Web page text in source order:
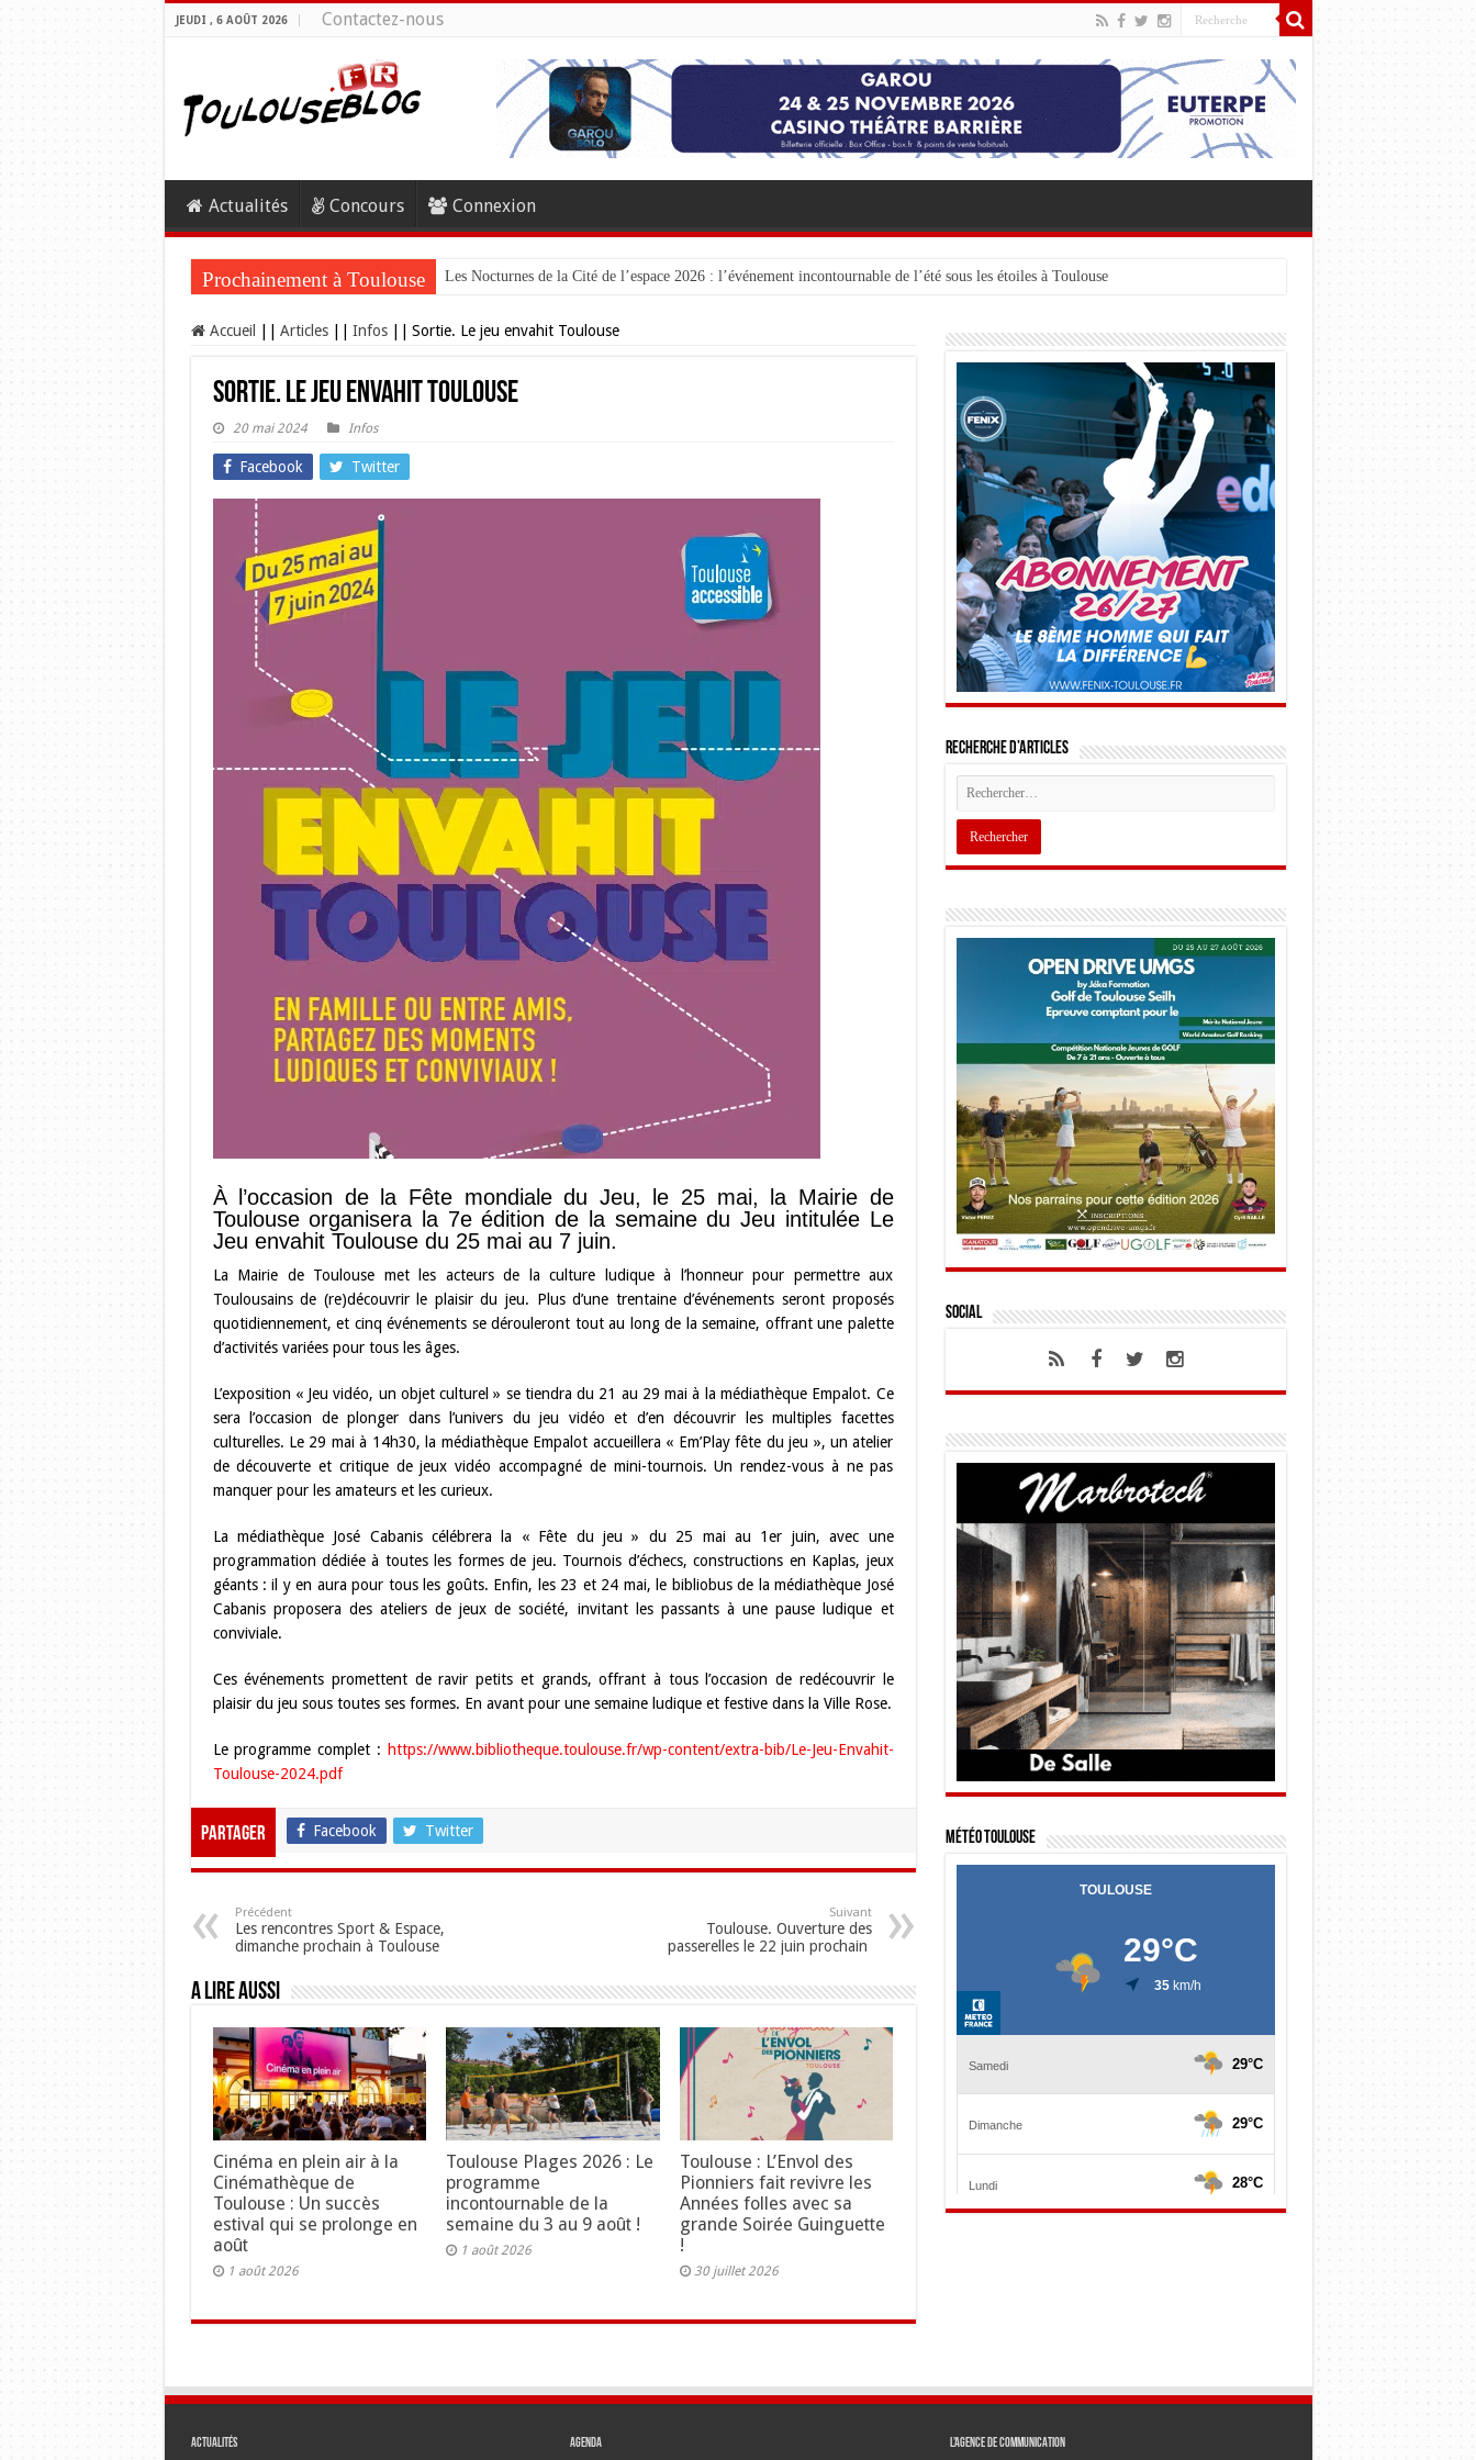
JEUDI , 6 AOÛT 2026 Contactez-nous
Actualités Concours Connexion
Prochainement à Toulouse Les Nocturnes de la Cité de l’espace 2026 : l’événement incontournable de l’été sous les étoiles à Toulouse
Accueil Articles Infos Sortie. Le jeu envahit Toulouse
Sortie. Le jeu envahit Toulouse
20 mai 2024 Infos
Facebook Twitter
À l’occasion de la Fête mondiale du Jeu, le 25 mai, la Mairie de
Toulouse organisera la 7e édition de la semaine du Jeu intitulée Le
Jeu envahit Toulouse du 25 mai au 7 juin.
La Mairie de Toulouse met les acteurs de la culture ludique à l’honneur pour permettre aux
Toulousains de (re)découvrir le plaisir du jeu. Plus d’une trentaine d’événements seront proposés
quotidiennement, et cinq événements se dérouleront tout au long de la semaine, offrant une palette
d’activités variées pour tous les âges.
L’exposition « Jeu vidéo, un objet culturel » se tiendra du 21 au 29 mai à la médiathèque Empalot. Ce
sera l’occasion de plonger dans l’univers du jeu vidéo et d’en découvrir les multiples facettes
culturelles. Le 29 mai à 14h30, la médiathèque Empalot accueillera « Em’Play fête du jeu », un atelier
de découverte et critique de jeux vidéo accompagné de mini-tournois. Un rendez-vous à ne pas
manquer pour les amateurs et les curieux.
La médiathèque José Cabanis célébrera la « Fête du jeu » du 25 mai au 1er juin, avec une
programmation dédiée à toutes les formes de jeu. Tournois d’échecs, constructions en Kaplas, jeux
géants : il y en aura pour tous les goûts. Enfin, les 23 et 24 mai, le bibliobus de la médiathèque José
Cabanis proposera des ateliers de jeux de société, invitant les passants à une pause ludique et
conviviale.
Ces événements promettent de ravir petits et grands, offrant à tous l’occasion de redécouvrir le
plaisir du jeu sous toutes ses formes. En avant pour une semaine ludique et festive dans la Ville Rose.
Le programme complet : https://www.bibliotheque.toulouse.fr/wp-content/extra-bib/Le-Jeu-Envahit-
Toulouse-2024.pdf
Partager Facebook Twitter
Précédent
Les rencontres Sport & Espace,
dimanche prochain à Toulouse
Suivant
Toulouse. Ouverture des
passerelles le 22 juin prochain
A lire aussi
Cinéma en plein air à la
Cinémathèque de
Toulouse : Un succès
estival qui se prolonge en
août
1 août 2026
Toulouse Plages 2026 : Le
programme
incontournable de la
semaine du 3 au 9 août !
1 août 2026
Toulouse : L’Envol des
Pionniers fait revivre les
Années folles avec sa
grande Soirée Guinguette
!
30 juillet 2026
Recherche d’articles
Social
Météo Toulouse
Actualités Agenda L’agence de communication